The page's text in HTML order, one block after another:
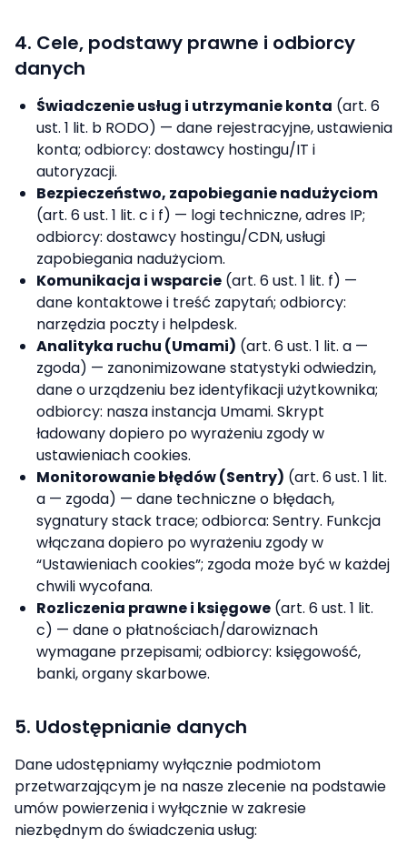
4. Cele, podstawy prawne i odbiorcy
danych
Świadczenie usług i utrzymanie konta (art. 6
ust. 1 lit. b RODO) — dane rejestracyjne, ustawienia
konta; odbiorcy: dostawcy hostingu/IT i
autoryzacji.
Bezpieczeństwo, zapobieganie nadużyciom
(art. 6 ust. 1 lit. c i f) — logi techniczne, adres IP;
odbiorcy: dostawcy hostingu/CDN, usługi
zapobiegania nadużyciom.
Komunikacja i wsparcie (art. 6 ust. 1 lit. f) —
dane kontaktowe i treść zapytań; odbiorcy:
narzędzia poczty i helpdesk.
Analityka ruchu (Umami) (art. 6 ust. 1 lit. a —
zgoda) — zanonimizowane statystyki odwiedzin,
dane o urządzeniu bez identyfikacji użytkownika;
odbiorcy: nasza instancja Umami. Skrypt
ładowany dopiero po wyrażeniu zgody w
ustawieniach cookies.
Monitorowanie błędów (Sentry) (art. 6 ust. 1 lit.
a — zgoda) — dane techniczne o błędach,
sygnatury stack trace; odbiorca: Sentry. Funkcja
włączana dopiero po wyrażeniu zgody w
“Ustawieniach cookies”; zgoda może być w każdej
chwili wycofana.
Rozliczenia prawne i księgowe (art. 6 ust. 1 lit.
c) — dane o płatnościach/darowiznach
wymagane przepisami; odbiorcy: księgowość,
banki, organy skarbowe.
5. Udostępnianie danych
Dane udostępniamy wyłącznie podmiotom
przetwarzającym je na nasze zlecenie na podstawie
umów powierzenia i wyłącznie w zakresie
niezbędnym do świadczenia usług: